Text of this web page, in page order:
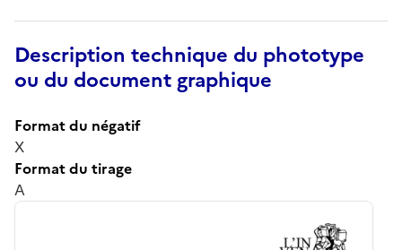
Description technique du phototype
ou du document graphique
Format du négatif
X
Format du tirage
A